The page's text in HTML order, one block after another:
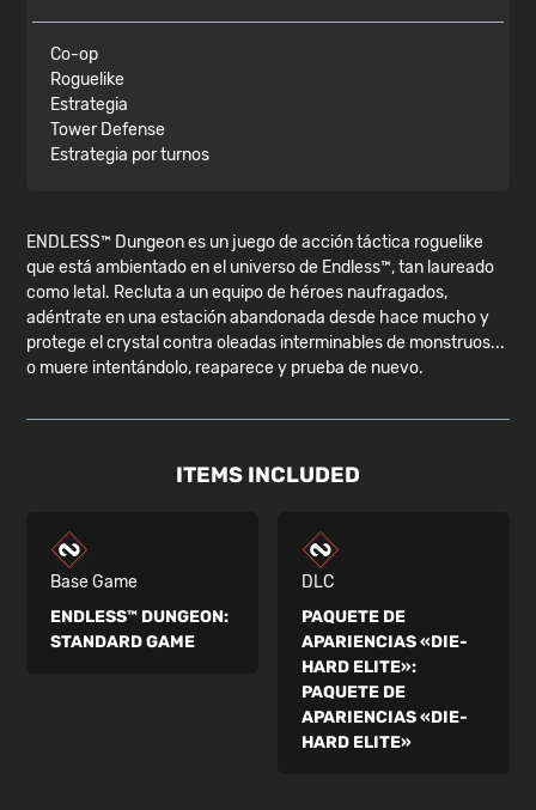
Co-op
Roguelike
Estrategia
Tower Defense
Estrategia por turnos
ENDLESS™ Dungeon es un juego de acción táctica roguelike
que está ambientado en el universo de Endless™, tan laureado
como letal. Recluta a un equipo de héroes naufragados,
adéntrate en una estación abandonada desde hace mucho y
protege el crystal contra oleadas interminables de monstruos...
o muere intentándolo, reaparece y prueba de nuevo.
ITEMS INCLUDED
Base Game
ENDLESS™ DUNGEON:
STANDARD GAME
DLC
PAQUETE DE
APARIENCIAS «DIE-
HARD ELITE»:
PAQUETE DE
APARIENCIAS «DIE-
HARD ELITE»